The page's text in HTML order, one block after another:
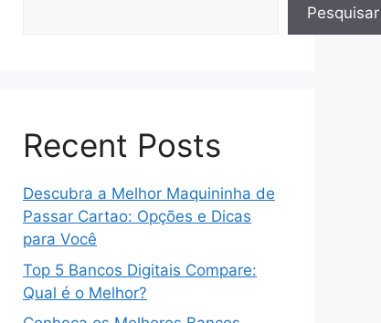
Pesquisar
Recent Posts
Descubra a Melhor Maquininha de
Passar Cartao: Opções e Dicas
para Você
Top 5 Bancos Digitais Compare:
Qual é o Melhor?